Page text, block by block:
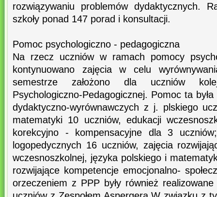
rozwiązywaniu problemów dydaktycznych.
szkoły ponad 147 porad i konsultacji.
Pomoc psychologiczno - pedagogiczna
Na rzecz uczniów w ramach pomocy
kontynuowano zajęcia w celu
semestrze założono dla uczniów
Psychologiczno-Pedagogicznej. Pomoc ta
dydaktyczno-wyrównawczych z j. plskiego
matematyki 10 uczniów, edukacji
korekcyjno - kompensacyjne dla 3
logopedycznych 16 uczniów, zajęcia
wczesnoszkolnej, języka polskiego i
rozwijające kompetencje emocjonalno-
orzeczeniem z PPP były również